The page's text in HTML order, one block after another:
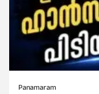
Panamaram